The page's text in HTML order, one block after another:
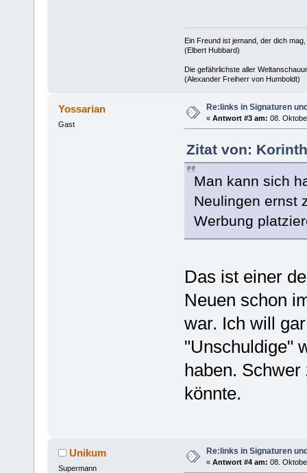
Ein Freund ist jemand, der dich
(Elbert Hubbard)
Die gefährlichste aller
(Alexander Freiherr von Humboldt)
Yossarian
Gast
Re:links in Signaturen
« Antwort #3 am: 08.
Zitat von:
Man kann sich
Neulingen ernst
Werbung
Das ist einer
Neuen schon
war. Ich will
"Unschuldige"
haben.
könnte.
Unikum
Supermann
Re:links in Signaturen
« Antwort #4 am: 08.